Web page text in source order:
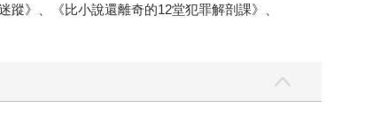
》、《比小說還離奇的12堂犯罪解剖課》、